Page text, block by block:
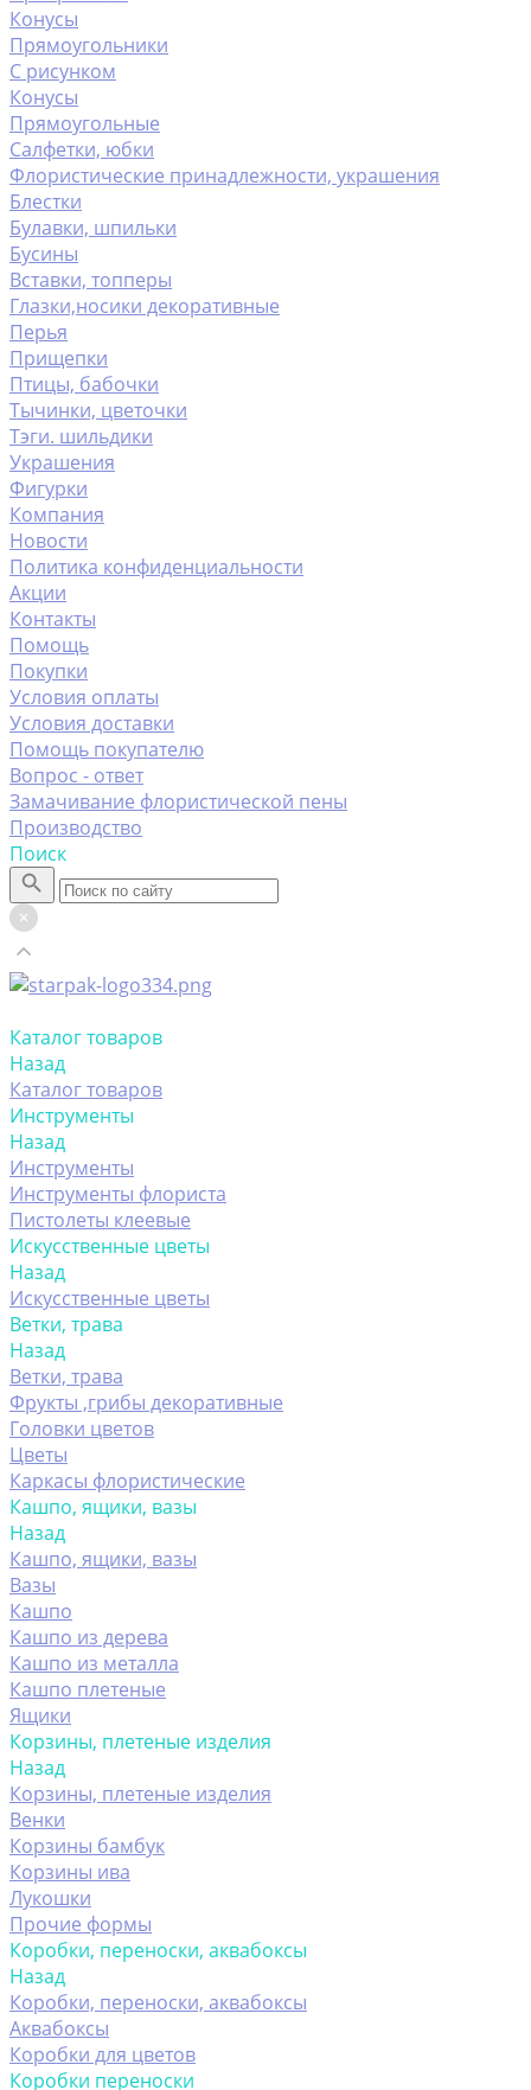
Конусы
Прямоугольники
С рисунком
Конусы
Прямоугольные
Салфетки, юбки
Флористические принадлежности, украшения
Блестки
Булавки, шпильки
Бусины
Вставки, топперы
Глазки,носики декоративные
Перья
Прищепки
Птицы, бабочки
Тычинки, цветочки
Тэги. шильдики
Украшения
Фигурки
Компания
Новости
Политика конфиденциальности
Акции
Контакты
Помощь
Покупки
Условия оплаты
Условия доставки
Помощь покупателю
Вопрос - ответ
Замачивание флористической пены
Производство
Поиск
Каталог товаров
Назад
Каталог товаров
Инструменты
Назад
Инструменты
Инструменты флориста
Пистолеты клеевые
Искусственные цветы
Назад
Искусственные цветы
Ветки, трава
Назад
Ветки, трава
Фрукты ,грибы декоративные
Головки цветов
Цветы
Каркасы флористические
Кашпо, ящики, вазы
Назад
Кашпо, ящики, вазы
Вазы
Кашпо
Кашпо из дерева
Кашпо из металла
Кашпо плетеные
Ящики
Корзины, плетеные изделия
Назад
Корзины, плетеные изделия
Венки
Корзины бамбук
Корзины ива
Лукошки
Прочие формы
Коробки, переноски, аквабоксы
Назад
Коробки, переноски, аквабоксы
Аквабоксы
Коробки для цветов
Коробки переноски